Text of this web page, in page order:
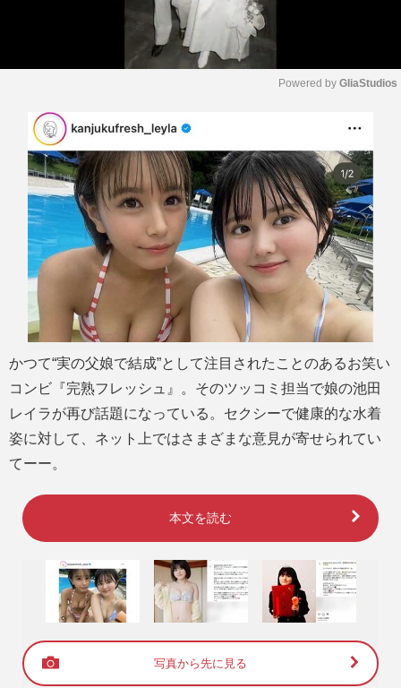
t
e
Powered by GliaStudios
かつて“実の父娘で結成”として注目されたことのあるお笑い
コンビ『完熟フレッシュ』。そのツッコミ担当で娘の池田
レイラが再び話題になっている。セクシーで健康的な水着
姿に対して、ネット上ではさまざまな意見が寄せられてい
てーー。
本文を読む
写真から先に見る